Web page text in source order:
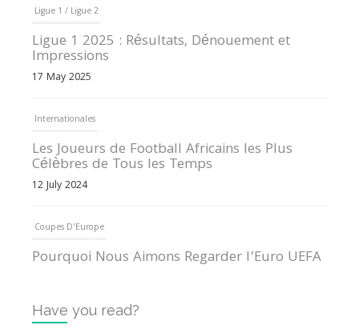
Ligue 1 / Ligue 2
Ligue 1 2025 : Résultats, Dénouement et
Impressions
17 May 2025
Internationales
Les Joueurs de Football Africains les Plus
Célèbres de Tous les Temps
12 July 2024
Coupes D'Europe
Pourquoi Nous Aimons Regarder l’Euro UEFA
Internationales
Have you read?